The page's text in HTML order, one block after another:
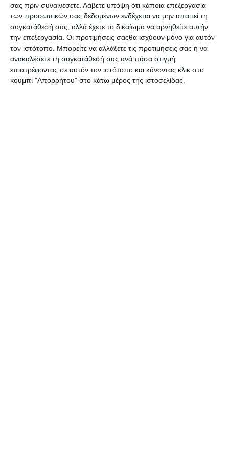
σας πριν συναινέσετε. Λάβετε υπόψη ότι κάποια επεξεργασία
των προσωπικών σας δεδομένων ενδέχεται να μην απαιτεί τη
συγκατάθεσή σας, αλλά έχετε το δικαίωμα να αρνηθείτε αυτήν
την επεξεργασία. Οι προτιμήσεις σαςθα ισχύουν μόνο για αυτόν
τον ιστότοπο. Μπορείτε να αλλάξετε τις προτιμήσεις σας ή να
ανακαλέσετε τη συγκατάθεσή σας ανά πάσα στιγμή
επιστρέφοντας σε αυτόν τον ιστότοπο και κάνοντας κλικ στο
κουμπί "Απορρήτου" στο κάτω μέρος της ιστοσελίδας.